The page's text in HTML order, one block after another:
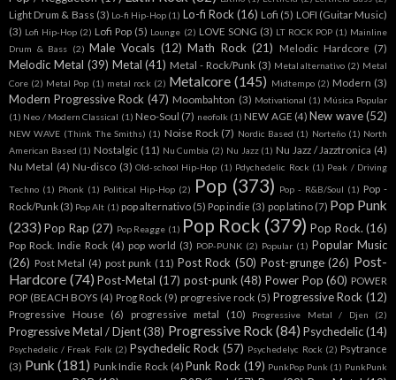
Light Drum & Bass (3) Lo-fi Hip-Hop (1) Lo-fi Rock (16) Lofi (5) LOFI (Guitar Music)
(3) Lofi Hip-Hop (2) Lofi Pop (5) Lounge (2) LOVE SONG (3) LT ROCK POP (1) Mainline
Drum & Bass (2) Male Vocals (12) Math Rock (21) Melodic Hardcore (7)
Melodic Metal (39) Metal (41) Metal - Rock/Punk (3) Metal alternativo (2) Metal
Core (2) Metal Pop (1) metal rock (2) Metalcore (145) Midtempo (2) Modern (3)
Modern Progressive Rock (47) Moombahton (3) Motivational (1) Música Popular
(1) Neo / Modern Classical (1) Neo-Soul (7) neofolk (1) NEW AGE (4) New wave (52)
NEW WAVE (Think The Smiths) (1) Noise Rock (7) Nordic Based (1) Norteño (1) North
American Based (1) Nostalgic (11) Nu Cumbia (2) Nu Jazz (1) Nu Jazz / Jazztronica (4)
Nu Metal (4) Nu-disco (3) Old-school Hip-Hop (1) Pdychedelic Rock (1) Peak / Driving
Techno (1) Phonk (1) Political Hip-Hop (2) Pop (373) Pop - R&B/Soul (1) Pop -
Rock/Punk (3) Pop Alt (1) pop alternativo (5) Pop indie (3) pop latino (7) Pop Punk
(233) Pop Rap (27) Pop Reagge (1) Pop Rock (379) Pop Rock. (16)
Pop Rock. Indie Rock (4) pop world (3) POP-PUNK (2) Popular (1) Popular Music
(26) Post Metal (4) post punk (11) Post Rock (50) Post-grunge (26) Post-
Hardcore (74) Post-Metal (17) post-punk (48) Power Pop (60) POWER
POP (BEACH BOYS (4) Prog Rock (9) progresive rock (5) Progressive Rock (12)
Progressive House (6) progressive metal (10) Progressive Metal / Djen (2)
Progressive Metal / Djent (38) Progressive Rock (84) Psychedelic(14)
Psychedelic / Freak Folk (2) Psychedelic Rock (57) Psychedelyc Rock (2) Psytrance
(3) Punk (181) Punk Indie Rock (4) Punk Rock (19) PunkPop Punk (1) PunkPunk